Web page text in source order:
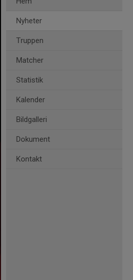
Nyheter
Truppen
Matcher
Statistik
Kalender
Bildgalleri
Dokument
Kontakt